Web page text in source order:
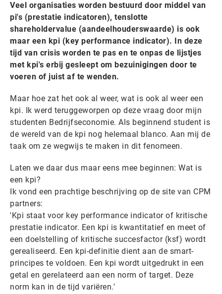
Veel organisaties worden bestuurd door middel van
pi's (prestatie indicatoren), tenslotte
shareholdervalue (aandeelhouderswaarde) is ook
maar een kpi (key performance indicator). In deze
tijd van crisis worden te pas en te onpas de lijstjes
met kpi's erbij gesleept om bezuinigingen door te
voeren of juist af te wenden.
Maar hoe zat het ook al weer, wat is ook al weer een
kpi. Ik werd teruggeworpen op deze vraag door mijn
studenten Bedrijfseconomie. Als beginnend student is
de wereld van de kpi nog helemaal blanco. Aan mij de
taak om ze wegwijs te maken in dit fenomeen.
Laten we daar dus maar eens mee beginnen: Wat is
een kpi?
Ik vond een prachtige beschrijving op de site van CPM
partners:
'Kpi staat voor key performance indicator of kritische
prestatie indicator. Een kpi is kwantitatief en meet of
een doelstelling of kritische succesfactor (ksf) wordt
gerealiseerd. Een kpi-definitie dient aan de smart-
principes te voldoen. Een kpi wordt uitgedrukt in een
getal en gerelateerd aan een norm of target. Deze
norm kan in de tijd variëren.'